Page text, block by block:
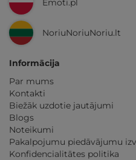
Emoti.pl
NoriuNoriuNoriu.lt
Informācija
Par mums
Kontakti
Biežāk uzdotie jautājumi
Blogs
Noteikumi
Pakalpojumu piedāvājumu
Konfidencialitātes politika